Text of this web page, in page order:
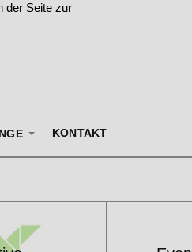
KONTAKT
der Seite zur